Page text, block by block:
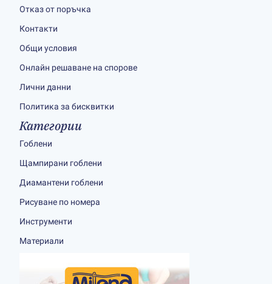
Отказ от поръчка
Контакти
Общи условия
Онлайн решаване на спорове
Лични данни
Политика за бисквитки
Категории
Гоблени
Щампирани гоблени
Диамантени гоблени
Рисуване по номера
Инструменти
Материали